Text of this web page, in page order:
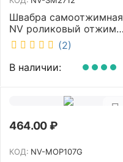
Швабра самоотжимная
NV роликовый отжим
насадка PVA 27 см
телескопическая
рукоятка 70-125 см NV-
SM2712
(2)
В наличии:
464.00₽
КОД: NV-MOP107G